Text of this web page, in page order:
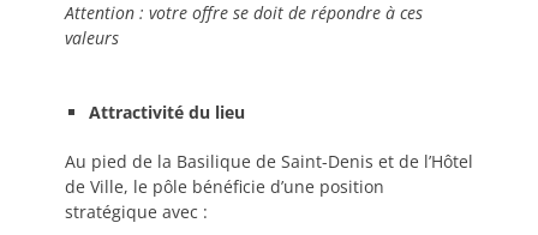
Attention : votre offre se doit de répondre à ces
valeurs
Attractivité du lieu
Au pied de la Basilique de Saint-Denis et de l’Hôtel
de Ville, le pôle bénéficie d’une position
stratégique avec :